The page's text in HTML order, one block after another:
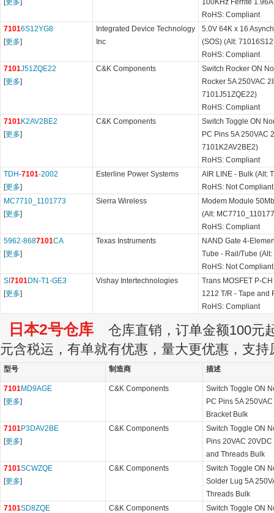
更多
100KHz Ferrite
RoHS: Compliant
71016S12YG8
[更多]
Integrated Device Technology
Inc
5.0V 64K x 16
(SOS) (Alt:
RoHS: Compliant
7101J51ZQE22
[更多]
C&K Components
Switch Rocker ON
Rocker 5A 250VAC
7101J51ZQE22)
RoHS: Compliant
7101K2AV2BE2
[更多]
C&K Components
Switch Toggle ON
PC Pins 5A 250VAC
7101K2AV2BE2)
RoHS: Compliant
TDH-7101-2002
[更多]
Esterline Power Systems
AIR LINE - Bulk (Alt:
RoHS: Not Compliant
MC7710_1101773
[更多]
Sierra Wireless
Modem Module
(Alt:
RoHS: Compliant
5962-8687101CA
[更多]
Texas Instruments
NAND Gate 4-
Tube - Rail/Tube
RoHS: Not Compliant
SI 7101DN-T1-GE3
[更多]
Vishay Intertechnologies
Trans MOSFET P-
1212 T/R - Tape and
RoHS: Compliant
日本2号仓库 仓库直销，订单金额100元
元含税运，有单就有优惠，量大更优惠，支持
型号 制造商 描述
7101MD9AGE
[更多]
C&K Components
Switch Toggle ON
PC Pins 5A
Bracket Bulk
7101P3DAV2BE
[更多]
C&K Components
Switch Toggle ON
Pins 20VAC
and Threads Bulk
7101SCWZQE
[更多]
C&K Components
Switch Toggle ON
Solder Lug 5A
Threads Bulk
7101SD8ZQE
C&K Components
Switch Toggle ON